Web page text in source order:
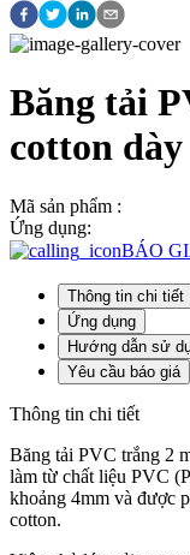
Băng tải
cotton
Mã sản phẩm :
Ứng dụng:
BÁO
Thông tin chi tiết
Ứng dụng
Hướng dẫn sử
Yêu cầu báo giá
Thông tin chi tiết
Băng tải PVC trắng 2
làm từ chất liệu PVC
khoảng 4mm và được
cotton.